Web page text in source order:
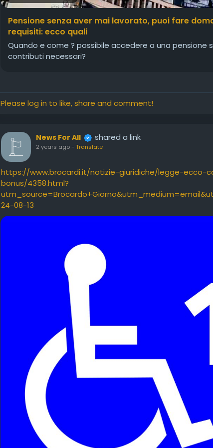
Pensione senza aver mai lavorato, puoi fare
requisiti: ecco quali
Quando e come ? possibile accedere a una
contributi necessari?
Please log in to like, share and comment!
News For All shared a link
2 years ago- Translate
https://www.brocardi.it/notizie-giuridiche/legge-
bonus/4358.html?
24-08-13